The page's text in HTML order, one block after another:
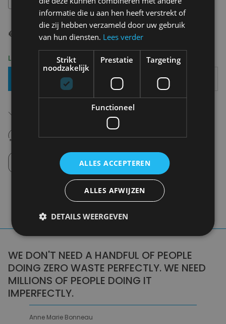
€ 60,00
Levering 2-3 Werkdagen
Toevoegen Aan Mandje
Gratis verzending in België
Nooit meer spijt van krijgen
Click en Collect
Afhalen in de winkel tussen 10u-18u.
WE DON'T NEED A HANDFUL OF PEOPLE
DOING ZERO WASTE PERFECTLY. WE NEED
MILLIONS OF PEOPLE DOING IT
IMPERFECTLY.
Anne Marie Bonneau
informatie die u aan hen heeft verstrekt of
die zij hebben verzameld door uw gebruik
van hun diensten. Lees verder
Strikt
noodzakelijk
Prestatie Targeting
Functioneel
ALLES ACCEPTEREN
ALLES AFWIJZEN
DETAILS WEERGEVEN